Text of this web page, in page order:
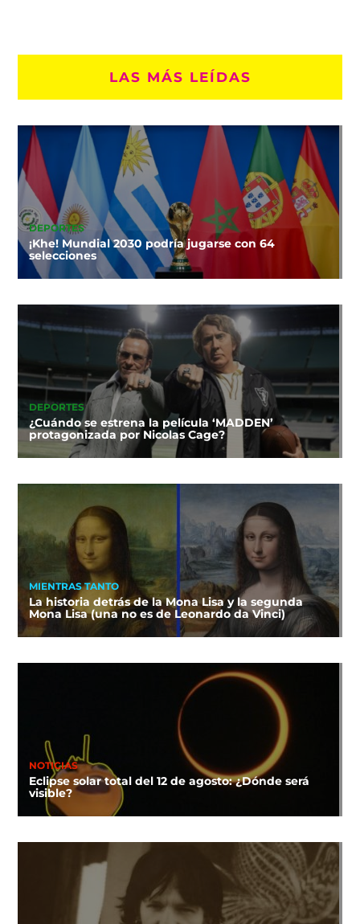
LAS MÁS LEÍDAS
DEPORTES
¡Khe! Mundial 2030 podría jugarse con 64
selecciones
DEPORTES
¿Cuándo se estrena la película ‘MADDEN’
protagonizada por Nicolas Cage?
MIENTRAS TANTO
La historia detrás de la Mona Lisa y la segunda
Mona Lisa (una no es de Leonardo da Vinci)
NOTICIAS
Eclipse solar total del 12 de agosto: ¿Dónde será
visible?